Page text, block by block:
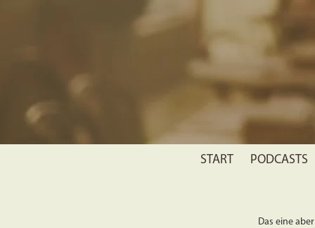
START PODCASTS
Das eine